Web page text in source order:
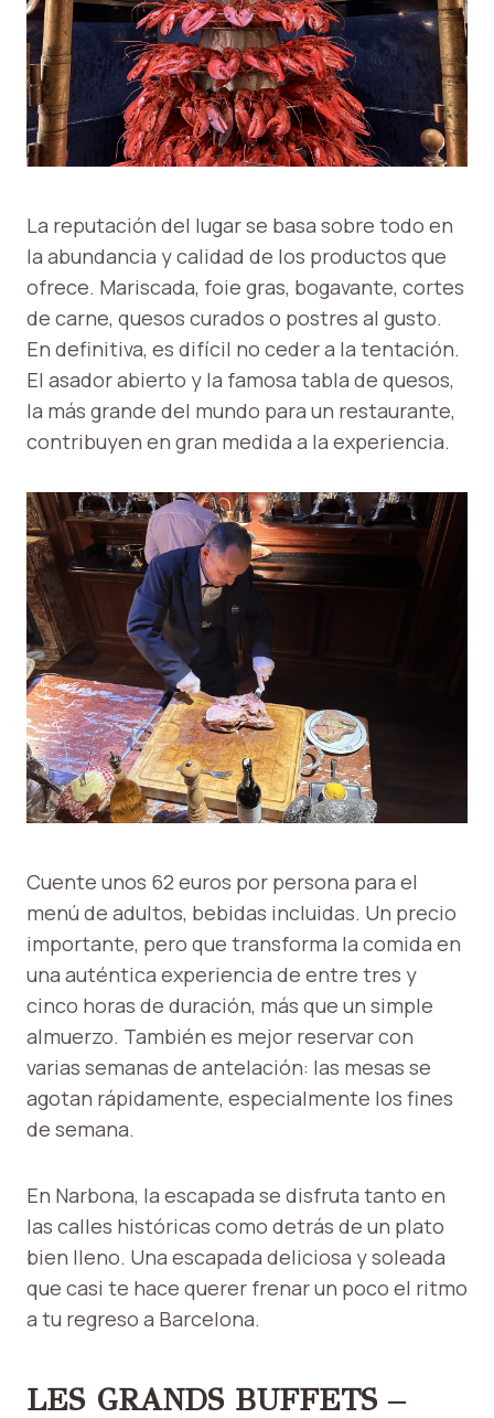
La reputación del lugar se basa sobre todo en
la abundancia y calidad de los productos que
ofrece. Mariscada, foie gras, bogavante, cortes
de carne, quesos curados o postres al gusto.
En definitiva, es difícil no ceder a la tentación.
El asador abierto y la famosa tabla de quesos,
la más grande del mundo para un restaurante,
contribuyen en gran medida a la experiencia.
Cuente unos 62 euros por persona para el
menú de adultos, bebidas incluidas. Un precio
importante, pero que transforma la comida en
una auténtica experiencia de entre tres y
cinco horas de duración, más que un simple
almuerzo. También es mejor reservar con
varias semanas de antelación: las mesas se
agotan rápidamente, especialmente los fines
de semana.
En Narbona, la escapada se disfruta tanto en
las calles históricas como detrás de un plato
bien lleno. Una escapada deliciosa y soleada
que casi te hace querer frenar un poco el ritmo
a tu regreso a Barcelona.
LES GRANDS BUFFETS –